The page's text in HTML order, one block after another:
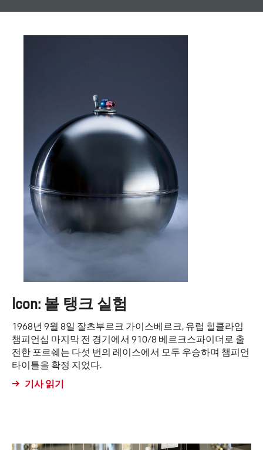
Icon: 볼 탱크 실험
1968년 9월 8일 잘츠부르크 가이스베르크, 유럽 힐클라임
챔피언십 마지막 전 경기에서 910/8 베르크스파이더로 출
전한 포르쉐는 다섯 번의 레이스에서 모두 우승하며 챔피언
타이틀을 확정 지었다.
기사 읽기